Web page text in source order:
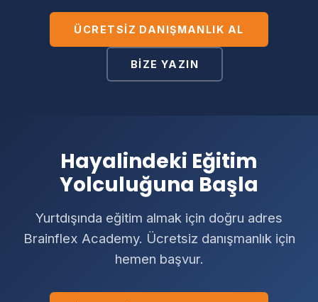
ÜCRETSIZ DANIŞMANLIK AL
BIZE YAZIN
Hayalindeki Eğitim
Yolculuğuna Başla
Yurtdışında eğitim almak için doğru adres
Brainflex Academy. Ücretsiz danışmanlık için
hemen başvur.